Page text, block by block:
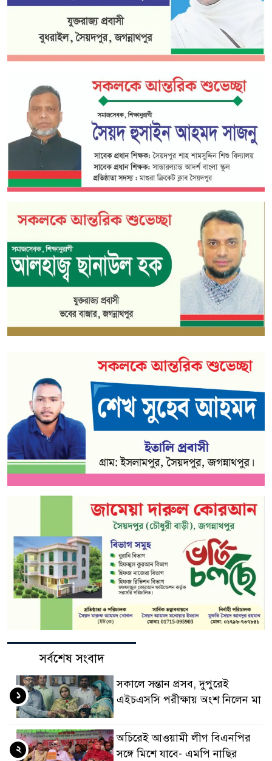
সর্বশেষ সংবাদ
সকালে সন্তান প্রসব, দুপুরেই
এইচএসসি পরীক্ষায় অংশ নিলেন মা
১
অচিরেই আওয়ামী লীগ বিএনপির
সঙ্গে মিশে যাবে- এমপি নাছির
২